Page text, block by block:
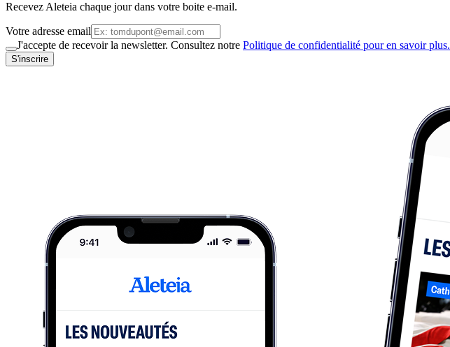
Recevez Aleteia chaque jour dans votre boite e-mail.
Votre adresse email
J'accepte de recevoir la newsletter. Consultez notre Politique de confidentialité pour en savoir plus.
S'inscrire